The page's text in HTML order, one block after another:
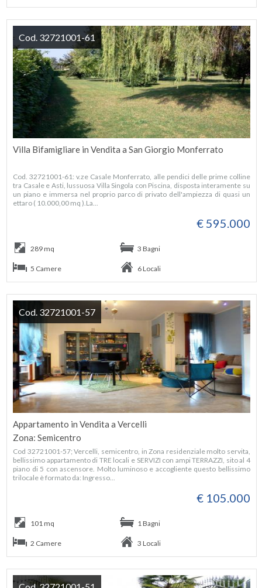
Villa Bifamigliare in Vendita a San Giorgio Monferrato
Cod. 32721001-61: v.ze Casale Monferrato, alle pendici delle prime colline
tra Casale e Asti, lussuosa Villa Singola con Piscina, disposta interamente su
un piano e immersa nel proprio parco di privato dell'ampiezza di quasi un
ettaro ( 10.000,00 mq ).La...
€ 595.000
Cod. 32721001-61
289 mq 3 Bagni
5 Camere 6 Locali
Appartamento in Vendita a Vercelli
Zona: Semicentro
Cod 32721001-57; Vercelli, semicentro, in Zona residenziale molto servita,
bellissimo appartamento di TRE locali e SERVIZI con ampi TERRAZZI, sito al 4
piano di 5 con ascensore. Molto luminoso e accogliente questo bellissimo
trilocale è formato da: Ingresso...
€ 105.000
Cod. 32721001-57
101 mq 1 Bagni
2 Camere 3 Locali